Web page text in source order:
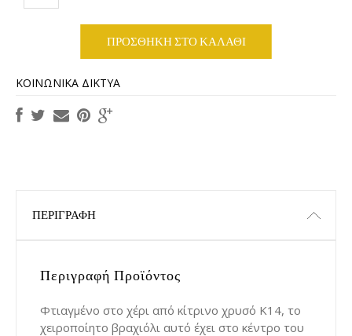
ΠΡΟΣΘΉΚΗ ΣΤΟ ΚΑΛΆΘΙ
ΚΟΙΝΩΝΙΚΆ ΔΊΚΤΥΑ
ΠΕΡΙΓΡΑΦΉ
Περιγραφή Προϊόντος
Φτιαγμένο στο χέρι από κίτρινο χρυσό Κ14, το
χειροποίητο βραχιόλι αυτό έχει στο κέντρο του